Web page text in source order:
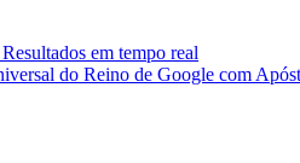
em tempo real
do Reino de Google com